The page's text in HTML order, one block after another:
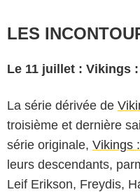
LES
Le 11 juillet : Vikings
La série dérivée de
troisième et dernière
série originale, Vikings
leurs descendants,
Leif Erikson, Freydis,